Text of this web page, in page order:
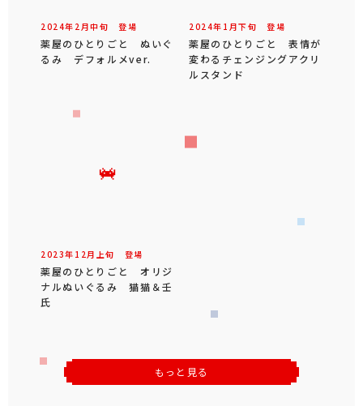
2024年 2 月中旬 登場
薬屋のひとりごと ぬいぐ
るみ デフォルメver.
2024年 1 月下旬 登場
薬屋のひとりごと 表情が
変わるチェンジングアクリ
ルスタンド
2023年 12 月 上旬 登場
薬屋のひとりごと オリジ
ナルぬいぐるみ 猫猫＆壬
氏
もっと見る